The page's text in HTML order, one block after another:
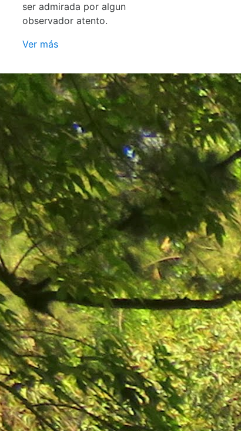
ser admirada por algun
observador atento.
Ver más